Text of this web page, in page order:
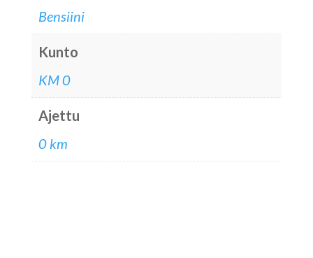
Bensiini
Kunto
KM 0
Ajettu
0 km